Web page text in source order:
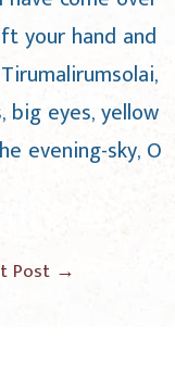
your hand and
big eyes, yellow
evening-sky, O
Post →